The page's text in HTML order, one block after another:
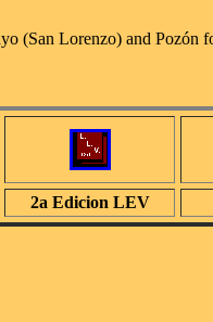
(San Lorenzo) and Pozón
2a Edicion LEV